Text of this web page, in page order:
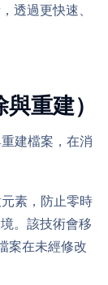
透過更快速、
重建）
建檔案，在消
素，防止零時
。該技術會移
案在未經修改